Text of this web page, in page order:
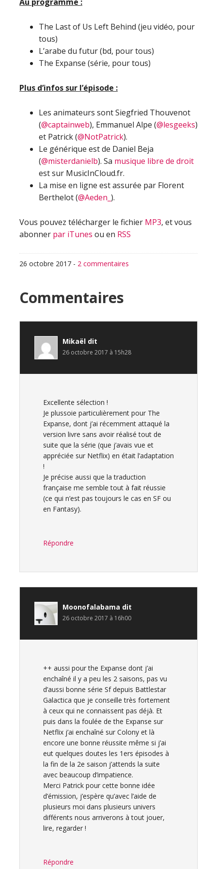
The Last of Us Left Behind (jeu vidéo, pour
tous)
L’arabe du futur (bd, pour tous)
The Expanse (série, pour tous)
Plus d’infos sur l’épisode :
Les animateurs sont Siegfried Thouvenot
(@captainweb), Emmanuel Alpe (@lesgeeks)
et Patrick (@NotPatrick).
Le générique est de Daniel Beja
(@misterdanielb). Sa musique libre de droit
est sur MusicInCloud.fr.
La mise en ligne est assurée par Florent
Berthelot (@Aeden_ ).
Vous pouvez télécharger le fichier MP3, et vous
abonner par iTunes ou en RSS
26 octobre 2017 - 2 commentaires
Interactions
du
lecteur
Commentaires
Mikaël dit
26 octobre 2017 à 15h28
Excellente sélection !
Je plussoie particulièrement pour The
Expanse, dont j’ai récemment attaqué la
version livre sans avoir réalisé tout de
suite que la série (que j’avais vue et
appréciée sur Netflix) en était l’adaptation
!
Je précise aussi que la traduction
française me semble tout à fait réussie
(ce qui n’est pas toujours le cas en SF ou
en Fantasy).
Répondre
Moonofalabama dit
26 octobre 2017 à 16h00
++ aussi pour the Expanse dont j’ai
enchaîné il y a peu les 2 saisons, pas vu
d’aussi bonne série Sf depuis Battlestar
Galactica que je conseille très fortement
à ceux qui ne connaissent pas déjà. Et
puis dans la foulée de the Expanse sur
Netflix j’ai enchaîné sur Colony et là
encore une bonne réussite même si j’ai
eut quelques doutes les 1ers épisodes à
la fin de la 2e saison j’attends la suite
avec beaucoup d’impatience.
Merci Patrick pour cette bonne idée
d’émission, j’espère qu’avec l’aide de
plusieurs moi dans plusieurs univers
différents nous arriverons à tout jouer,
lire, regarder !
Répondre